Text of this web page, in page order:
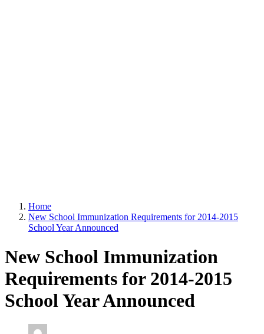
Home
New School Immunization Requirements for 2014-2015
School Year Announced
New School Immunization
Requirements for 2014-2015
School Year Announced